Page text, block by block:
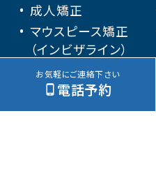
成人矯正
マウスピース矯正
（インビザライン）
部分矯正
矯正装置の種類
お気軽にご連絡下さい
電話予約